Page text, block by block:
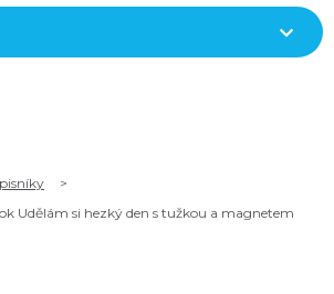
>
Udělám si hezký den s tužkou a magnetem